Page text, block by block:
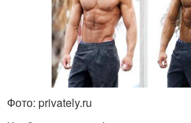
Фото: privately.ru